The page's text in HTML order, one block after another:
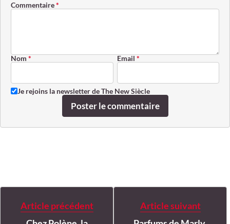
Commentaire*
Nom * Email *
Je rejoins la newsletter de The New Siècle
Poster le commentaire
Article précédent
Article suivant